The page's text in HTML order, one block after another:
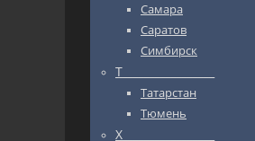
Самара
Саратов
Симбирск
Т_________________
Татарстан
Тюмень
Х_________________